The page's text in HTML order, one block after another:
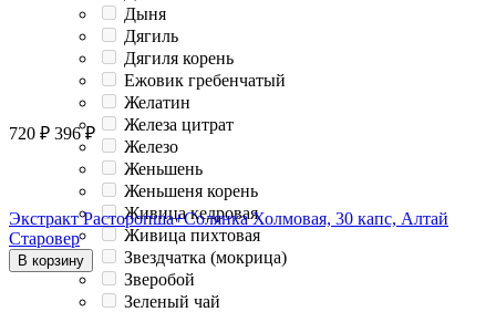
Дыня
Дягиль
Дягиля корень
Ежовик гребенчатый
Желатин
Железа цитрат
Железо
Женьшень
Женьшеня корень
Живица кедровая
Живица пихтовая
Звездчатка (мокрица)
Зверобой
Зеленый чай
720 ₽ 396 ₽
Экстракт Расторопша+Солянка Холмовая, 30 капс, Алтай
Старовер
В корзину